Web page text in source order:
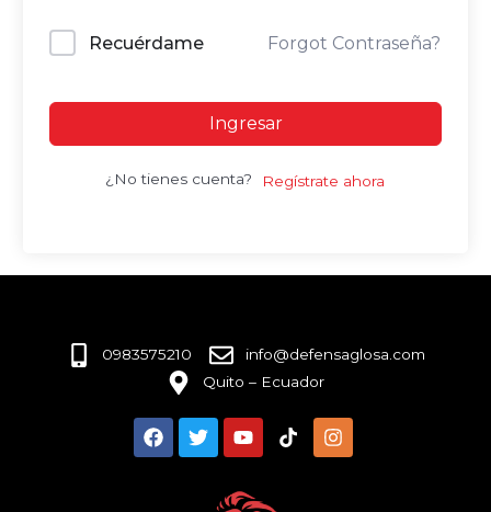
Recuérdame Forgot Contraseña?
Ingresar
¿No tienes cuenta? Regístrate ahora
0983575210
info@defensaglosa.com
Quito – Ecuador